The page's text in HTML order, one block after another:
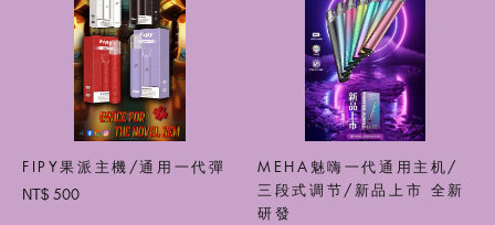
FIPY果派主機/通用一代彈
NT$ 500
MEHA魅嗨一代通用主机/
三段式调节/新品上市 全新
研發